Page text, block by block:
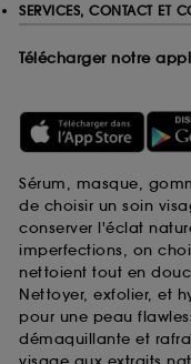
SERVICES, CONTACT ET
Télécharger notre
Sérum, masque,
de choisir un soin
conserver l'éclat
imperfections, on
nettoient tout en
Nettoyer, exfolier, et
pour une peau
démaquillante et